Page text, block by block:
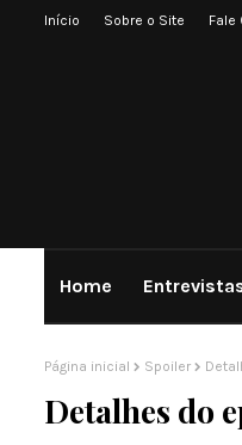
Início Sobre o Site Fale
Home
Página inicial Spoiler
Detalhes do